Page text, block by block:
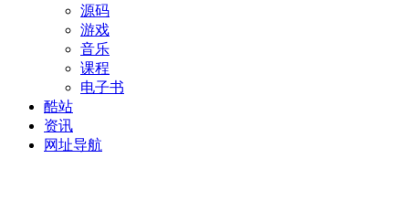
源码
游戏
音乐
课程
电子书
酷站
资讯
网址导航